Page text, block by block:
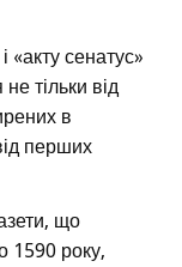
«акту сенатус»
тільки від
в
перших
що
1590 року,